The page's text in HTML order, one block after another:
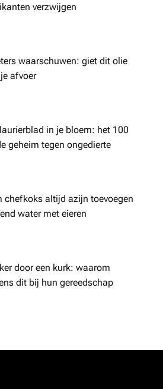
verzwijgen
waarschuwen: giet dit olie
afvoer
in je bloem: het 100
geheim tegen ongedierte
chefkoks altijd azijn toevoegen
water met eieren
door een kurk: waarom
dit bij hun gereedschap